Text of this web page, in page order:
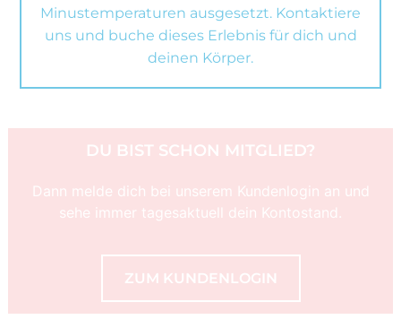
Minustemperaturen ausgesetzt. Kontaktiere
uns und buche dieses Erlebnis für dich und
deinen Körper.
DU BIST SCHON MITGLIED?
Dann melde dich bei unserem Kundenlogin an und
sehe immer tagesaktuell dein Kontostand.
ZUM KUNDENLOGIN